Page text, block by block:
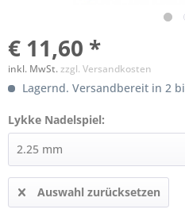
€ 11,60 *
inkl. MwSt.zzgl. Versandkosten
Lagernd. Versandbereit in 2
Lykke Nadelspiel:
Auswahl zurücksetzen